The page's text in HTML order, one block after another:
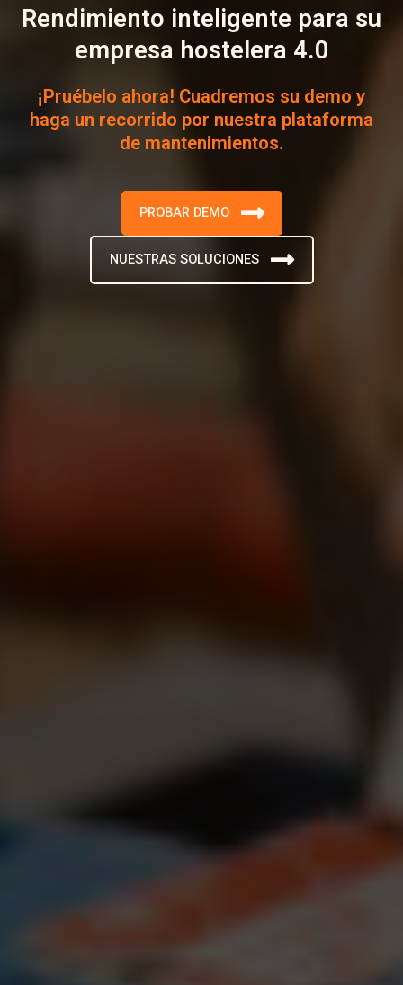
Rendimiento inteligente para su
empresa hostelera 4.0
¡Pruébelo ahora! Cuadremos su demo y
haga un recorrido por nuestra plataforma
de mantenimientos.
PROBAR DEMO
NUESTRAS SOLUCIONES